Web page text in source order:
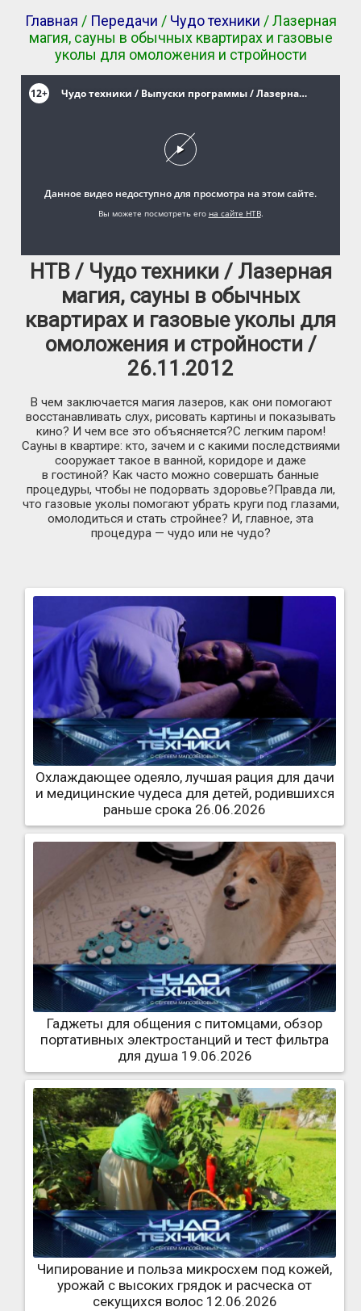
Главная / Передачи / Чудо техники / Лазерная
магия, сауны в обычных квартирах и газовые
уколы для омоложения и стройности
НТВ / Чудо техники / Лазерная
магия, сауны в обычных
квартирах и газовые уколы для
омоложения и стройности /
26.11.2012
В чем заключается магия лазеров, как они помогают
восстанавливать слух, рисовать картины и показывать
кино? И чем все это объясняется?С легким паром!
Сауны в квартире: кто, зачем и с какими последствиями
сооружает такое в ванной, коридоре и даже
в гостиной? Как часто можно совершать банные
процедуры, чтобы не подорвать здоровье?Правда ли,
что газовые уколы помогают убрать круги под глазами,
омолодиться и стать стройнее? И, главное, эта
процедура — чудо или не чудо?
Охлаждающее одеяло, лучшая рация для дачи
и медицинские чудеса для детей, родившихся
раньше срока 26.06.2026
Гаджеты для общения с питомцами, обзор
портативных электростанций и тест фильтра
для душа 19.06.2026
Чипирование и польза микросхем под кожей,
урожай с высоких грядок и расческа от
секущихся волос 12.06.2026